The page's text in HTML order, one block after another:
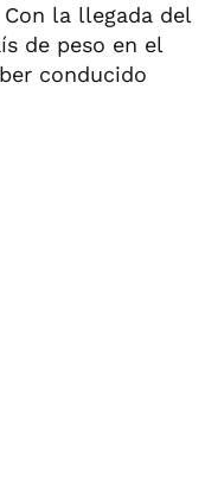
la llegada del
de peso en el
conducido